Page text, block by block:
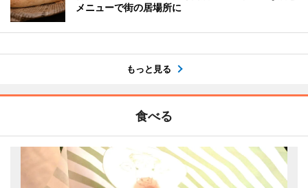
メニューで街の居場所に
もっと見る
食べる